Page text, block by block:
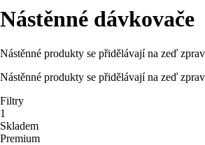
Nástěnné dávkovače
Nástěnné produkty se přidělávají na zeď
Nástěnné produkty se přidělávají na zeď
Filtry
1
Skladem
Premium